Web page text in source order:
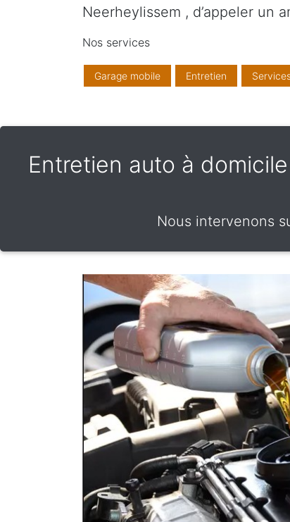
Neerheylissem , d’appeler un
Nos services
Garage mobile Entretien
Entretien auto à
Nous intervenons